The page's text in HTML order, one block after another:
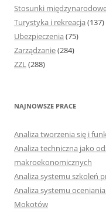
Stosunki
Turystyka i rekreacja (137)
Ubezpieczenia (75)
Zarządzanie(284)
ZZL(288)
NAJNOWSZE PRACE
Analiza tworzenia się i
Analiza techniczna jako
makroekonomicznych
Analiza systemu szkoleń
Analiza systemu
Mokotów